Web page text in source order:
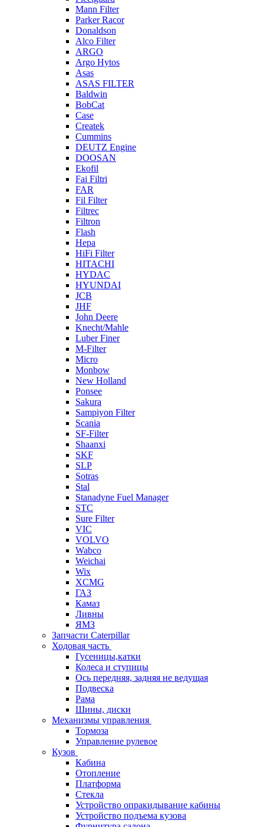
Mann Filter
Parker Racor
Donaldson
Alco Filter
ARGO
Argo Hytos
Asas
ASAS FILTER
Baldwin
BobCat
Case
Createk
Cummins
DEUTZ Engine
DOOSAN
Ekofil
Fai Filtri
FAR
Fil Filter
Filtrec
Filtron
Flash
Hepa
HiFi Filter
HITACHI
HYDAC
HYUNDAI
JCB
JHF
John Deere
Knecht/Mahle
Luber Finer
M-Filter
Micro
Monbow
New Holland
Ponsee
Sakura
Sampiyon Filter
Scania
SF-Filter
Shaanxi
SKF
SLP
Sotras
Stal
Stanadyne Fuel Manager
STC
Sure Filter
VIC
VOLVO
Wabco
Weichai
Wix
XCMG
ГАЗ
Камаз
Ливны
ЯМЗ
Запчасти Caterpillar
Ходовая часть
Гусеницы,катки
Колеса и ступицы
Ось передняя, задняя не ведущая
Подвеска
Рама
Шины, диски
Механизмы управления
Тормоза
Управление рулевое
Кузов
Кабина
Отопление
Платформа
Стекла
Устройство опракидывание кабины
Устройство подъема кузова